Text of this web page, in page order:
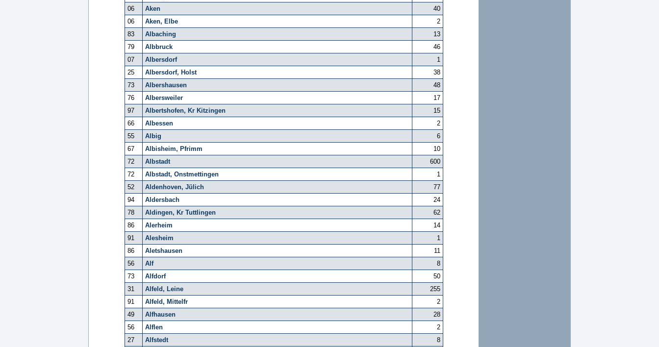
06
Aken
40
06
Aken, Elbe
2
83
Albaching
13
79
Albbruck
46
07
Albersdorf
1
25
Albersdorf, Holst
38
73
Albershausen
48
76
Albersweiler
17
97
Albertshofen, Kr Kitzingen
15
66
Albessen
2
55
Albig
6
67
Albisheim, Pfrimm
10
72
Albstadt
600
72
Albstadt, Onstmettingen
1
52
Aldenhoven, Jülich
77
94
Aldersbach
24
78
Aldingen, Kr Tuttlingen
62
86
Alerheim
14
91
Alesheim
1
86
Aletshausen
11
56
Alf
8
73
Alfdorf
50
31
Alfeld, Leine
255
91
Alfeld, Mittelfr
2
49
Alfhausen
28
56
Alflen
2
27
Alfstedt 8